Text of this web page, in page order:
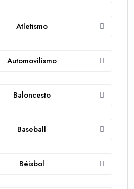
Atletismo
Automovilismo
Baloncesto
Baseball
Béisbol